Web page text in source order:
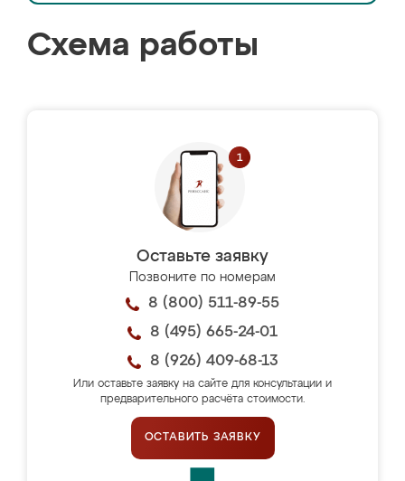
Схема работы
Оставьте заявку
Позвоните по номерам
8 (800) 511-89-55
8 (495) 665-24-01
8 (926) 409-68-13
Или оставьте заявку на сайте для консультации и
предварительного расчёта стоимости.
ОСТАВИТЬ ЗАЯВКУ